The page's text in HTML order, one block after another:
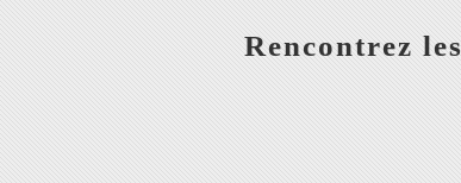
Rencontrez